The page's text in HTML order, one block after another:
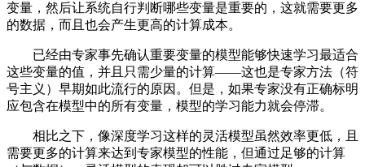
变量，然后让系统自行判断哪些变量是重要的，这就需要更多
的数据，而且也会产生更高的计算成本。
已经由专家事先确认重要变量的模型能够快速学习最适合
这些变量的值，并且只需少量的计算——这也是专家方法（符
号主义）早期如此流行的原因。但是，如果专家没有正确标明
应包含在模型中的所有变量，模型的学习能力就会停滞。
相比之下，像深度学习这样的灵活模型虽然效率更低，且
需要更多的计算来达到专家模型的性能，但通过足够的计算